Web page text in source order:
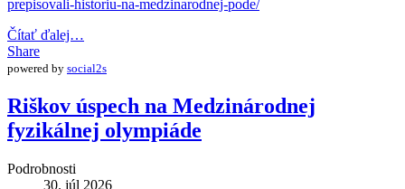
prepisovali-historiu-na-medzinarodnej-pode/
Čítať ďalej…
Share
powered by social2s
Riškov úspech na Medzinárodnej
fyzikálnej olympiáde
Podrobnosti
30. júl 2026